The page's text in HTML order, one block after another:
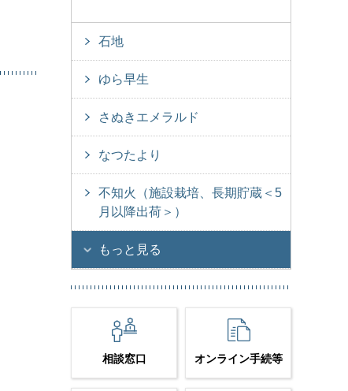
石地
ゆら早生
さぬきエメラルド
なつたより
不知火（施設栽培、長期貯蔵＜5
月以降出荷＞）
もっと見る
相談窓口 オンライン手続等